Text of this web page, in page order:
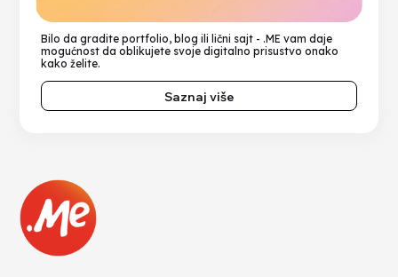
Bilo da gradite portfolio, blog ili lični sajt - .ME vam daje
mogućnost da oblikujete svoje digitalno prisustvo onako
kako želite.
Saznaj više